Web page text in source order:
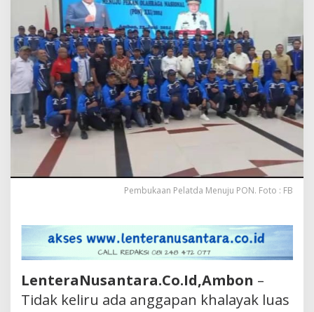
Pembukaan Pelatda Menuju PON. Foto : FB
LenteraNusantara.Co.Id,Ambon –
Tidak keliru ada anggapan khalayak luas